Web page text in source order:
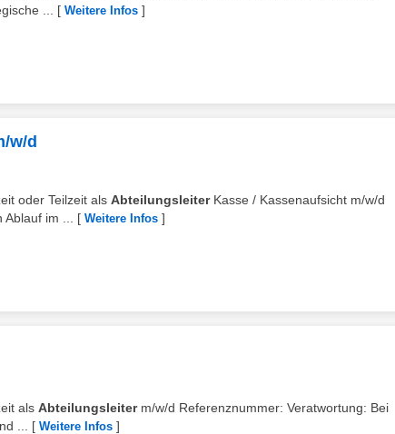
...
[ Weitere Infos ]
w/d
oder Teilzeit als AbteilungsleiterKasse / Kassenaufsicht m/w/d
im ...
[ Weitere Infos ]
als Abteilungsleiterm/w/d Referenznummer: Veratwortung: Bei
...
[ Weitere Infos ]